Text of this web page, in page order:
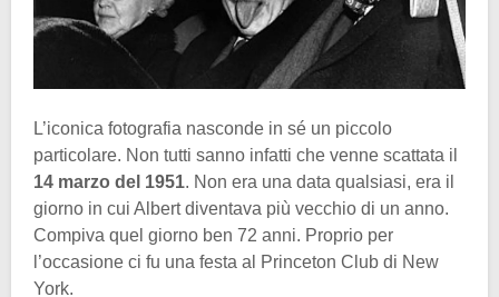
L’iconica fotografia nasconde in sé un piccolo
particolare. Non tutti sanno infatti che venne scattata il
14 marzo del 1951. Non era una data qualsiasi, era il
giorno in cui Albert diventava più vecchio di un anno.
Compiva quel giorno ben 72 anni. Proprio per
l’occasione ci fu una festa al Princeton Club di New
York.